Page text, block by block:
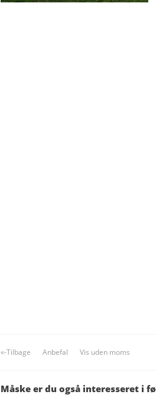
«-Tilbage Anbefal Vis uden moms
Måske er du også interesseret i